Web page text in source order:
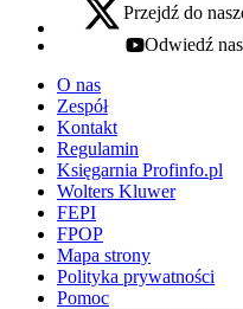
x - otwiera się w nowej
Przejdź do
youtube - otwiera
Odwiedź
O nas
Zespół
Kontakt
Regulamin
Księgarnia Profinfo.pl
Wolters Kluwer
FEPI
FPOP
Mapa strony
Polityka prywatności
Pomoc